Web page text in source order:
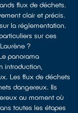
flux de déchets.
clair et précis.
la réglementation.
sur ces
?
panorama
introduction,
Les flux de déchets
dangereux. Ils
au moment où
toutes les étapes